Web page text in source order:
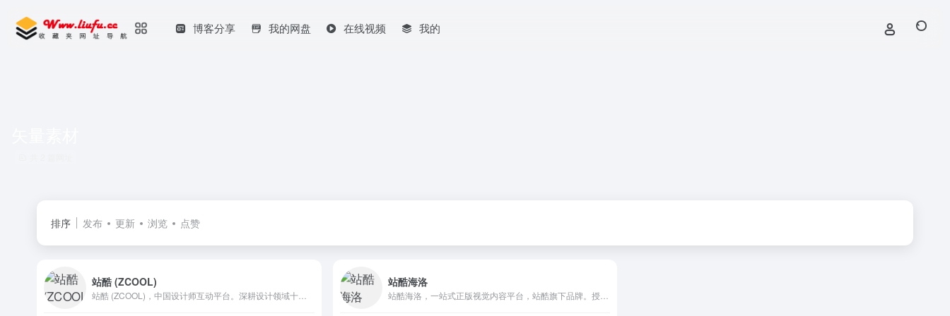
博客分享 我的网盘 在线视频 我的
排序 发布 更新 浏览 点赞
站酷 (ZCOOL) 站酷海洛
站酷海洛，一站式正版视觉内容平台，站酷旗下品牌。授权内容包含商业图片、艺术插画、矢量、视频、音乐素材、字体等，已先后为阿里巴巴、京东、亚马逊、小米、联想、奥美、盛世长城、百度、360、招商银行、工商银行等数万家企业级客户提供全方位安全、高效、优质的视觉创意解决方案。